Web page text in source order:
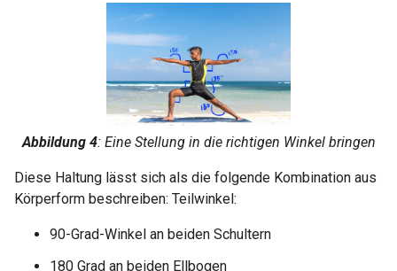
Abbildung 4: Eine Stellung in die richtigen Winkel bringen
Diese Haltung lässt sich als die folgende Kombination aus
Körperform beschreiben: Teilwinkel:
90-Grad-Winkel an beiden Schultern
180 Grad an beiden Ellbogen